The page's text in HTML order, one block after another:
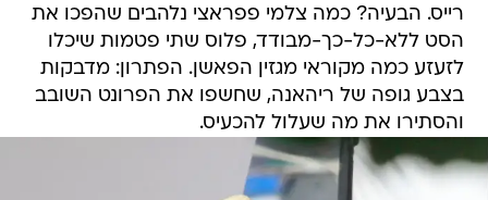
רייס. הבעיה? כמה צלמי פפראצי נלהבים שהפכו את
הסט ללא-כל-כך-מבודד, פלוס שתי פטמות שיכלו
לזעזע כמה מקוראי מגזין הפאשן. הפתרון: מדבקות
בצבע גופה של ריהאנה, שחשפו את הפרונט השובב
והסתירו את מה שעלול להכעיס.